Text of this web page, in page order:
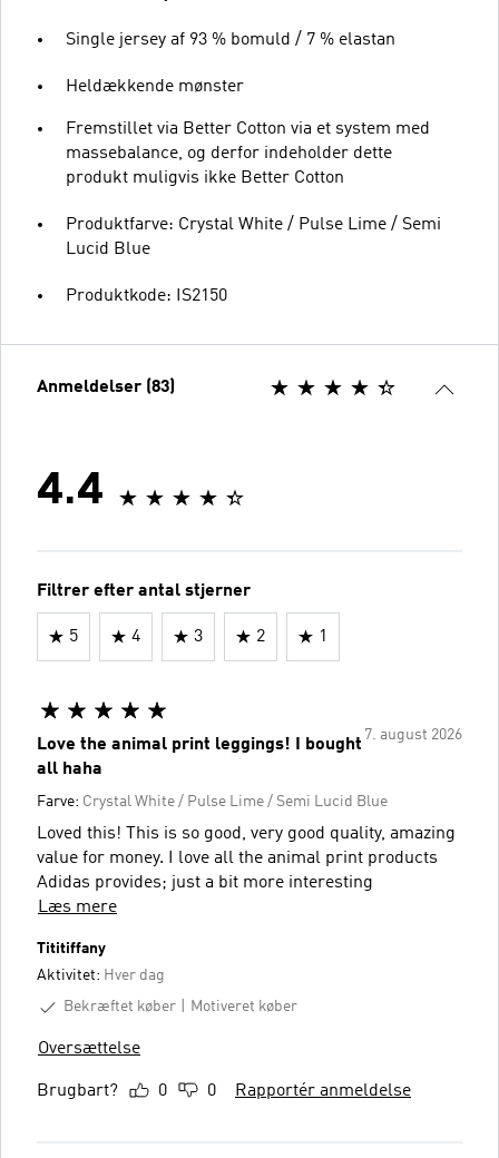
Single jersey af 93 % bomuld / 7 % elastan
Heldækkende mønster
Fremstillet via Better Cotton via et system med
massebalance, og derfor indeholder dette
produkt muligvis ikke Better Cotton
Produktfarve: Crystal White / Pulse Lime / Semi
Lucid Blue
Produktkode: IS2150
Anmeldelser (83)
4.4
Filtrer efter antal stjerner
5 4 3 2 1
7. august 2026
Love the animal print leggings! I bought
all haha
Farve: Crystal White / Pulse Lime / Semi Lucid Blue
Loved this! This is so good, very good quality, amazing
value for money. I love all the animal print products
Adidas provides; just a bit more interesting
Læs mere
Tititiffany
Aktivitet: Hver dag
Bekræftet køber
Motiveret køber
Oversættelse
Brugbart? 0 0 Rapportér anmeldelse